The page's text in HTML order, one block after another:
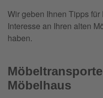
Wir geben Ihnen Tipps
Interesse an Ihren alten
haben.
Möbelhaus